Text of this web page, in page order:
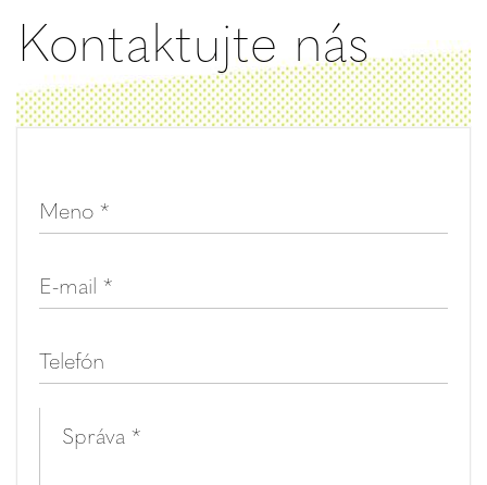
Kontaktujte nás